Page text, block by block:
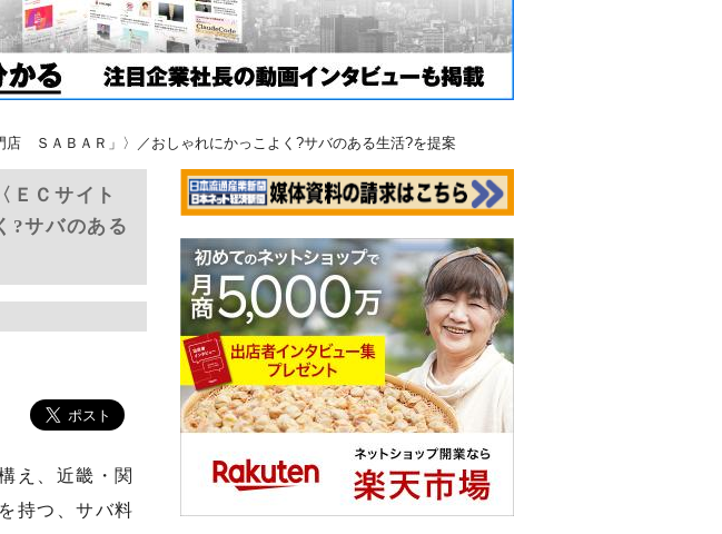
ＳＡＢＡＲ」〉／おしゃれにかっこよく?サバのある生活?を提案
Ｃサイト
?サバのある
え、近畿・関
持つ、サバ料